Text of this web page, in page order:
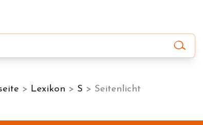
> Lexikon > S > Seitenlicht